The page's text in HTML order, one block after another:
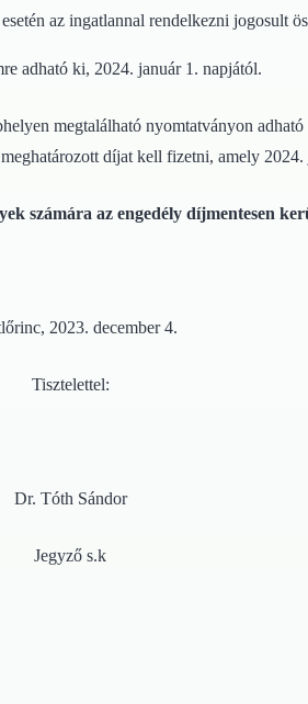
az ingatlannal rendelkezni jogosult
ki, 2024. január 1. napjától.
megtalálható nyomtatványon
díjat kell fizetni, amely
számára az engedély díjmentesen
2023. december 4.
Tisztelettel:
Dr. Tóth Sándor
Jegyző s.k